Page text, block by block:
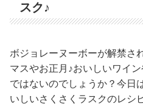
スク♪
ボジョレーヌーボーが解禁さ
マスやお正月♪おいしいワイ
ではないのでしょうか？今日
いしいさくさくラスクのレシ